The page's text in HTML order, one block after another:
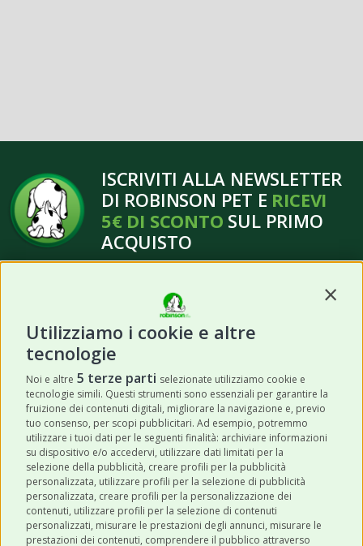
Utilizziamo i cookie e altre
tecnologie
Noi e altre 5 terze parti selezionate utilizziamo cookie e
tecnologie simili. Questi strumenti sono essenziali per garantire la
fruizione dei contenuti digitali, migliorare la navigazione e, previo
tuo consenso, per scopi pubblicitari. Ad esempio, potremmo
utilizzare i tuoi dati per le seguenti finalità: archiviare informazioni
su dispositivo e/o accedervi, utilizzare dati limitati per la
selezione della pubblicità, creare profili per la pubblicità
personalizzata, utilizzare profili per la selezione di pubblicità
personalizzata, creare profili per la personalizzazione dei
contenuti, utilizzare profili per la selezione di contenuti
personalizzati, misurare le prestazioni degli annunci, misurare le
prestazioni dei contenuti, comprendere il pubblico attraverso
ISCRIVITI ALLA NEWSLETTER
DI ROBINSON PET E RICEVI
5€ DI SCONTO SUL PRIMO
ACQUISTO
Acconsento a ricevere newsletter,
aggiornamenti e offerte promozionali da
Robinson Pet Shop tramite email.*